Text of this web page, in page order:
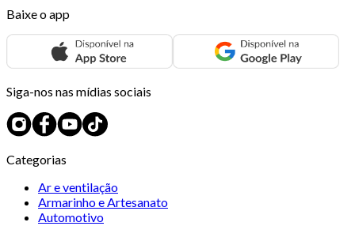
Baixe o app
Siga-nos nas mídias sociais
Categorias
Ar e ventilação
Armarinho e Artesanato
Automotivo